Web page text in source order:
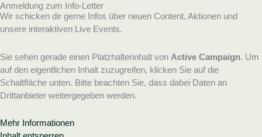
Anmeldung zum Info-Letter
Wir schicken dir gerne Infos über neuen Content, Aktionen und
unsere interaktiven Live Events.
Sie sehen gerade einen Platzhalterinhalt von Active Campaign. Um
auf den eigentlichen Inhalt zuzugreifen, klicken Sie auf die
Schaltfläche unten. Bitte beachten Sie, dass dabei Daten an
Drittanbieter weitergegeben werden.
Mehr Informationen